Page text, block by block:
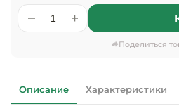
Поделиться
Описание Характеристики